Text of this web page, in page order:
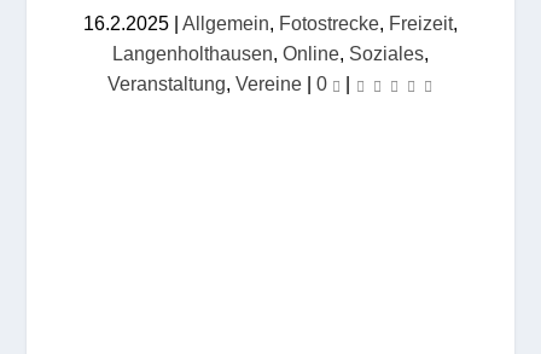
16.2.2025 | Allgemein, Fotostrecke, Freizeit,
Langenholthausen, Online, Soziales,
Veranstaltung, Vereine| 0 |